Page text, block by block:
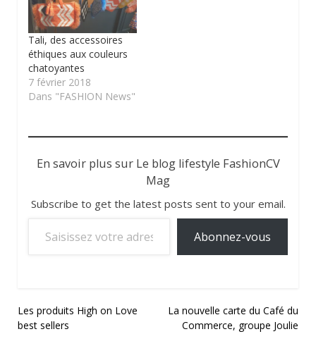
Tali, des accessoires
éthiques aux couleurs
chatoyantes
7 février 2018
Dans "FASHION News"
En savoir plus sur Le blog lifestyle FashionCV
Mag
Subscribe to get the latest posts sent to your email.
Abonnez-vous
Navigation
de
Les produits High on Love
best sellers
La nouvelle carte du Café du
Commerce, groupe Joulie